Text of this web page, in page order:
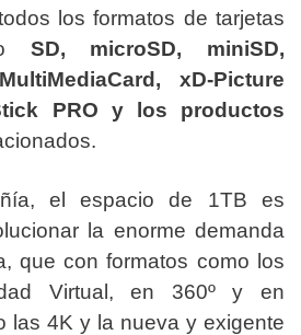
los formatos de tarjetas
SD, microSD, miniSD,
xD-Picture
PRO y los productos
el espacio de 1TB es
la enorme demanda
que con formatos como los
Virtual, en 360º y en
las 4K y la nueva y exigente